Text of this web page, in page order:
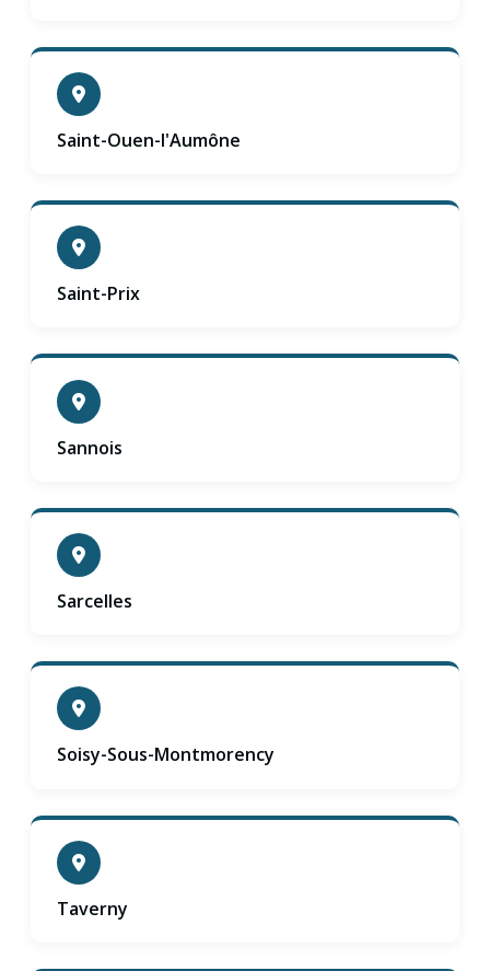
Saint-Ouen-l'Aumône
Saint-Prix
Sannois
Sarcelles
Soisy-Sous-Montmorency
Taverny